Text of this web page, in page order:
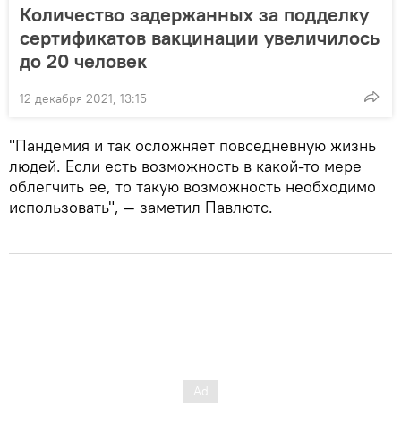
Количество задержанных за подделку
сертификатов вакцинации увеличилось
до 20 человек
12 декабря 2021, 13:15
"Пандемия и так осложняет повседневную жизнь
людей. Если есть возможность в какой-то мере
облегчить ее, то такую возможность необходимо
использовать", — заметил Павлютс.